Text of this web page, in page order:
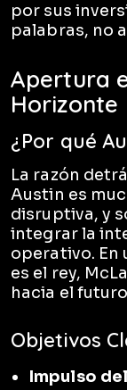
por sus
palabras, no
Apertura
Horizonte
¿Por qué
La razón
Austin es
disruptiva, y
integrar la
operativo. En
es el rey,
hacia el
Objetivos
Impulso